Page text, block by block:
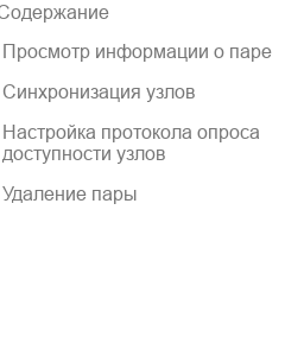
Просмотр информации о паре
Синхронизация узлов
Настройка протокола опроса
доступности узлов
Удаление пары